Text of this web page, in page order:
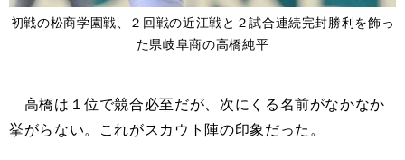
初戦の松商学園戦、２回戦の近江戦と２試合連続完封勝利を飾っ
た県岐阜商の高橋純平
高橋は１位で競合必至だが、次にくる名前がなかなか
挙がらない。これがスカウト陣の印象だった。